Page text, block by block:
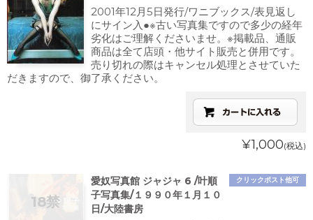
2001年12月5日発行/ワニブックス/表見返し
にサイン入●※古い写真集ですので多少の経年
劣化はご理解くださいませ。※掲載品、通販
商品は全て店頭・他サイト販売と併用です。
売り切れの際はキャンセル処理とさせていた
だきますので、御了承ください。
¥1,000(税込)
クリックポスト他可
愛奴写真館 ジャジャ 6 /叶順
子写真集/１９９０年１月１０
日/大陸書房